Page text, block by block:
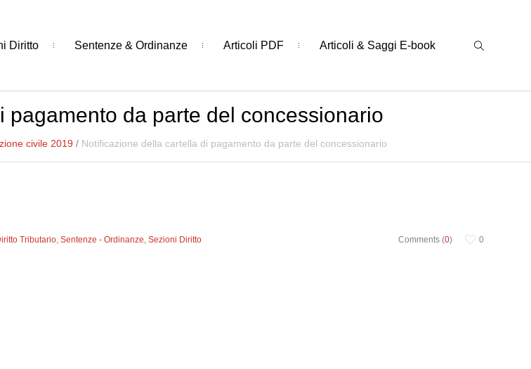
Diritto Sentenze & Ordinanze Articoli PDF Articoli & Saggi E-book
pagamento da parte del concessionario
civile 2019 / Notificazione della cartella di pagamento da parte del concessionario
Comments (0) 0
Tributario,Sentenze - Ordinanze,Sezioni Diritto